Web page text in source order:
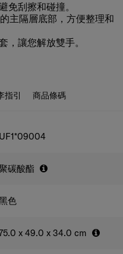
免刮擦和碰撞。
主隔層底部，方便整理和
，讓您解放雙手。
追求簡約與時尚生活的
保您從出發到抵達都能享
引 商品條碼
UF1*09004
碳酸酯
色
x 49.0 x 34.0 cm